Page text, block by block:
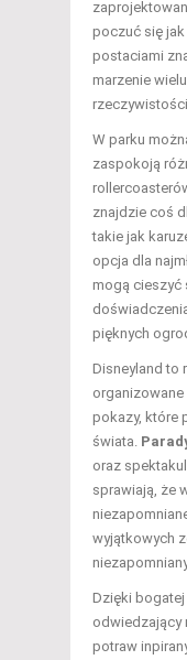
poczuć się
postaciami
marzenie
W parku
zaspokoją
znajdzie coś
takie jak
opcja dla
mogą cieszyć
pięknych
Disneyland to
pokazy, które
świata.
oraz
sprawiają, że
wyjątkowych
Dzięki
odwiedzający
potraw